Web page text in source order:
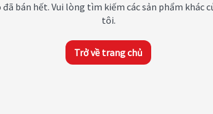
đã bán hết. Vui lòng tìm kiếm các sản phẩm khác
tôi.
Trở về trang chủ